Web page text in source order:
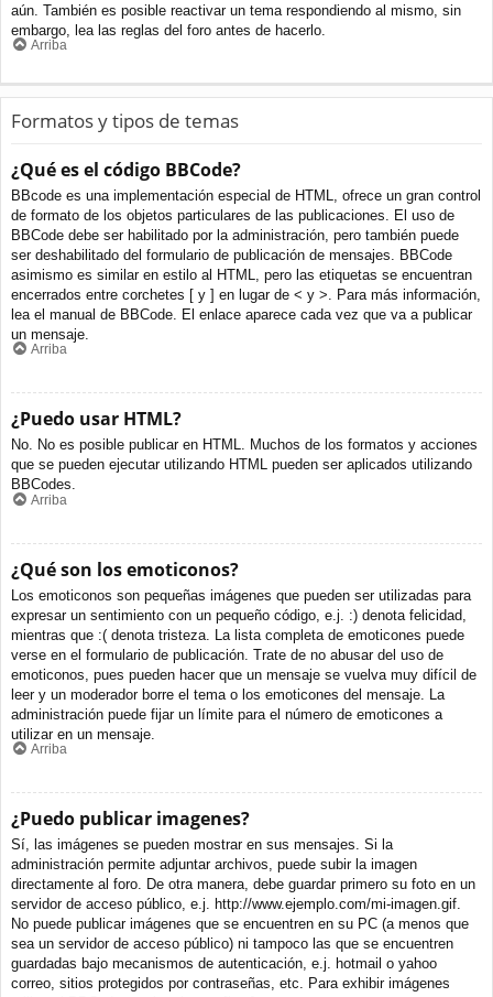
aún. También es posible reactivar un tema respondiendo al mismo, sin
embargo, lea las reglas del foro antes de hacerlo.
Arriba
Formatos y tipos de temas
¿Qué es el código BBCode?
BBcode es una implementación especial de HTML, ofrece un gran control
de formato de los objetos particulares de las publicaciones. El uso de
BBCode debe ser habilitado por la administración, pero también puede
ser deshabilitado del formulario de publicación de mensajes. BBCode
asimismo es similar en estilo al HTML, pero las etiquetas se encuentran
encerrados entre corchetes [ y ] en lugar de < y >. Para más información,
lea el manual de BBCode. El enlace aparece cada vez que va a publicar
un mensaje.
Arriba
¿Puedo usar HTML?
No. No es posible publicar en HTML. Muchos de los formatos y acciones
que se pueden ejecutar utilizando HTML pueden ser aplicados utilizando
BBCodes.
Arriba
¿Qué son los emoticonos?
Los emoticonos son pequeñas imágenes que pueden ser utilizadas para
expresar un sentimiento con un pequeño código, e.j. :) denota felicidad,
mientras que :( denota tristeza. La lista completa de emoticones puede
verse en el formulario de publicación. Trate de no abusar del uso de
emoticonos, pues pueden hacer que un mensaje se vuelva muy difícil de
leer y un moderador borre el tema o los emoticones del mensaje. La
administración puede fijar un límite para el número de emoticones a
utilizar en un mensaje.
Arriba
¿Puedo publicar imagenes?
Sí, las imágenes se pueden mostrar en sus mensajes. Si la
administración permite adjuntar archivos, puede subir la imagen
directamente al foro. De otra manera, debe guardar primero su foto en un
servidor de acceso público, e.j. http://www.ejemplo.com/mi-imagen.gif.
No puede publicar imágenes que se encuentren en su PC (a menos que
sea un servidor de acceso público) ni tampoco las que se encuentren
guardadas bajo mecanismos de autenticación, e.j. hotmail o yahoo
correo, sitios protegidos por contraseñas, etc. Para exhibir imágenes